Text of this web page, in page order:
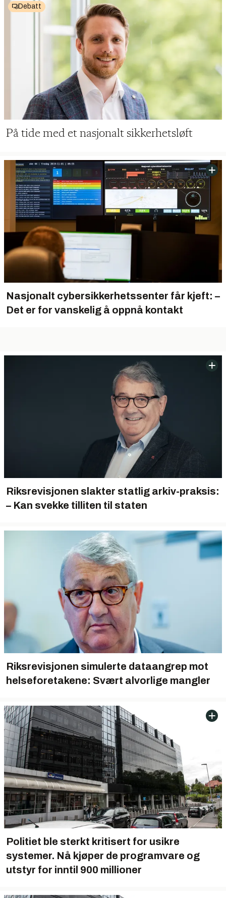
Debatt
På tide med et nasjonalt sikkerhetsløft
Nasjonalt cybersikkerhetssenter får kjeft: –
Det er for vanskelig å oppnå kontakt
Riksrevisjonen slakter statlig arkiv-praksis:
– Kan svekke tilliten til staten
Riksrevisjonen simulerte dataangrep mot
helseforetakene: Svært alvorlige mangler
Politiet ble sterkt kritisert for usikre
systemer. Nå kjøper de programvare og
utstyr for inntil 900 millioner